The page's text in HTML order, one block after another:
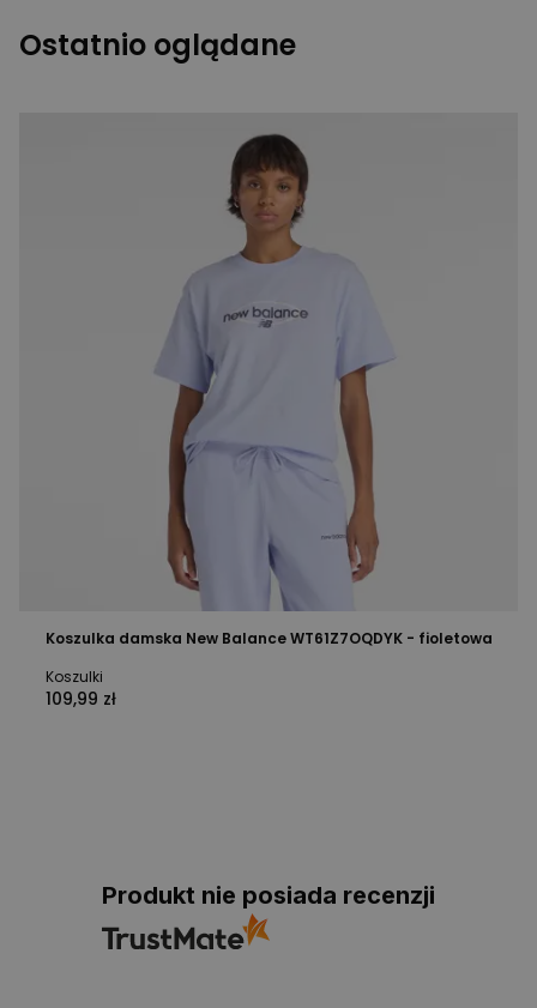
Ostatnio oglądane
Koszulka damska New Balance WT61Z7OQDYK - fioletowa
Koszulki
109,99 zł
Produkt nie posiada recenzji